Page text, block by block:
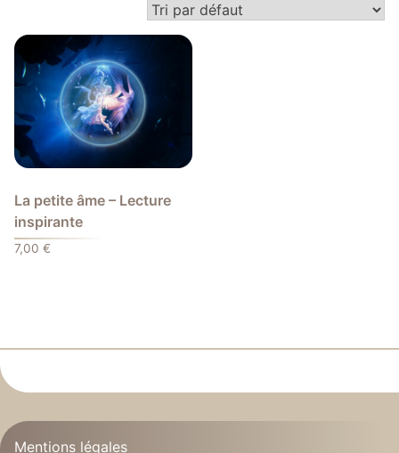
La petite âme – Lecture
inspirante
7,00 €
Mentions légales